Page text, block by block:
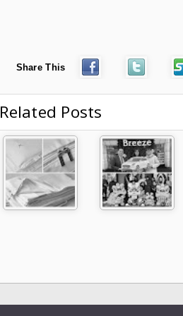
Share This
Related Posts